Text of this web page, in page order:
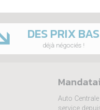
DES PRIX BAS
déjà négociés !
Auto
service